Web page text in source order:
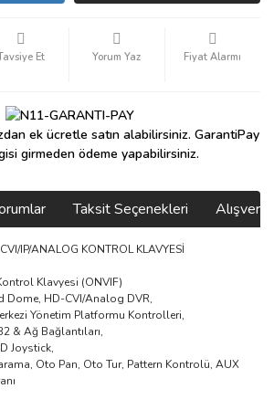
Et Yorum Yaz Fiyat Alarmı
ek ücretle satın alabilirsiniz. GarantiPay
girmeden ödeme yapabilirsiniz.
Taksit Seçenekleri
IP/ANALOG KONTROL KLAVYESİ
Klavyesi (ONVIF)
Dome, HD-CVI/Analog DVR,
Yönetim Platformu Kontrolleri,
& Ağ Bağlantıları,
Joystick,
Oto Pan, Oto Tur, Pattern Kontrolü, AUX